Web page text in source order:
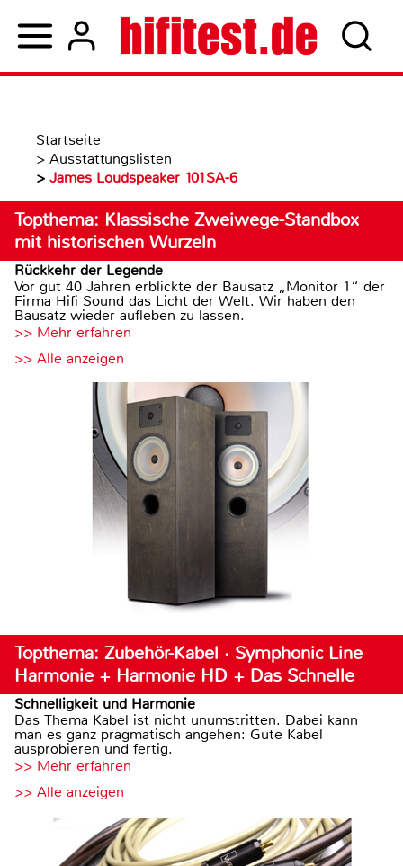
Startseite
> Ausstattungslisten
> James Loudspeaker 101SA-6
Topthema: Klassische Zweiwege-Standbox
mit historischen Wurzeln
Rückkehr der Legende
Vor gut 40 Jahren erblickte der Bausatz „Monitor 1“ der
Firma Hifi Sound das Licht der Welt. Wir haben den
Bausatz wieder aufleben zu lassen.
>> Mehr erfahren
>> Alle anzeigen
Topthema: Zubehör-Kabel · Symphonic Line
Harmonie + Harmonie HD + Das Schnelle
Schnelligkeit und Harmonie
Das Thema Kabel ist nicht unumstritten. Dabei kann
man es ganz pragmatisch angehen: Gute Kabel
ausprobieren und fertig.
>> Mehr erfahren
>> Alle anzeigen